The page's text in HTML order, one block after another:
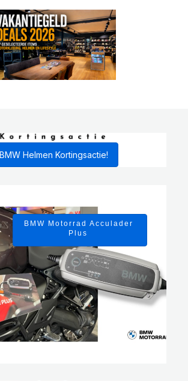
BMW Helmen Kortingsactie!
BMW Motorrad Acculader
Plus